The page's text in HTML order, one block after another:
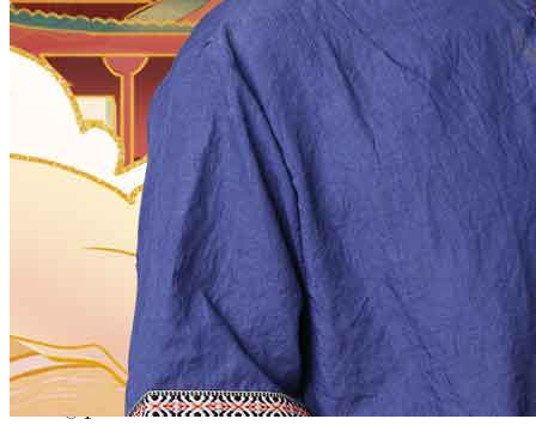
1950
1949 1948 1947
1944
1943 1942 1941 1940 1939
1938
1937
1936 1935 1934 1933
1932
1931
1930 1928 1927 1926
1924
1923 1922 1920
1919
1918
1916 1915 1914
1912
1911
1909 1908 1907
1905
1904 1903 1902 1900
12
11 7
31
30 29 28 27 25 24
22
21 20 18 17
12
11 10 9 8 7 4
1